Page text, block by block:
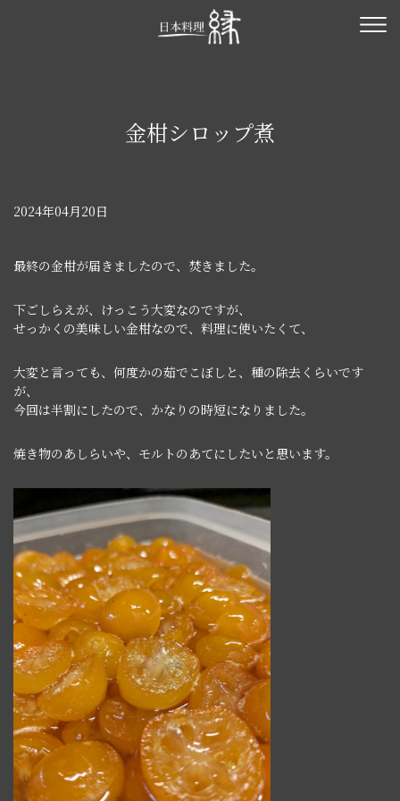
金柑シロップ煮
2024年04月20日
最終の金柑が届きましたので、焚きました。
下ごしらえが、けっこう大変なのですが、
せっかくの美味しい金柑なので、料理に使いたくて、
大変と言っても、何度かの茹でこぼしと、種の除去くらいです
が、
今回は半割にしたので、かなりの時短になりました。
焼き物のあしらいや、モルトのあてにしたいと思います。